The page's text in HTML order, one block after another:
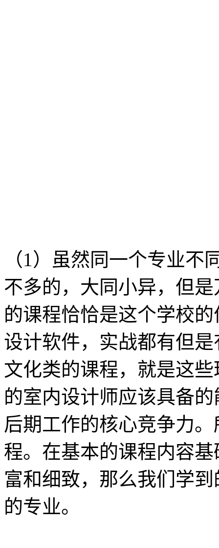
（1）虽然同一个专业
不多的，大同小异，但
的课程恰恰是这个学校
设计软件，实战都有但
文化类的课程，就是这
的室内设计师应该具备
后期工作的核心竞争力
程。在基本的课程内容
富和细致，那么我们学
的专业。